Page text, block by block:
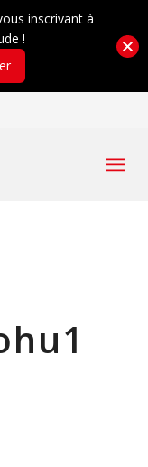
inscrivant à
!